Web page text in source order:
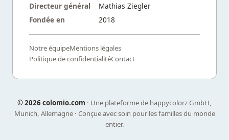
Directeur général
Mathias Ziegler
Fondée en
2018
Notre équipeMentions légales
Politique de confidentialitéContact
©2026 colomio.com · Une plateforme de happycolorz GmbH,
Munich, Allemagne · Conçue avec soin pour les familles du monde
entier.